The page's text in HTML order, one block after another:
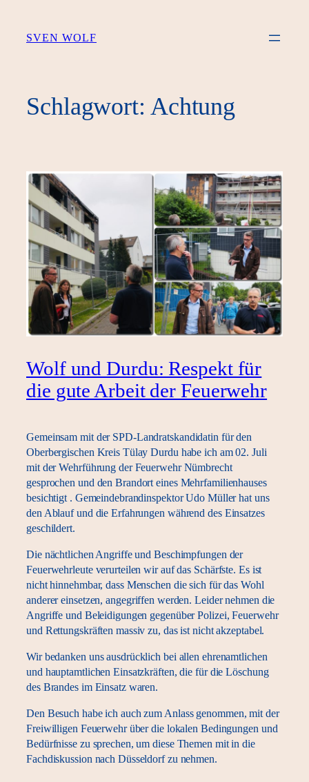
Inhalt
SVEN WOLF
Schlagwort: Achtung
Wolf und Durdu: Respekt für
die gute Arbeit der Feuerwehr
Gemeinsam mit der SPD-Landratskandidatin für den
Oberbergischen Kreis Tülay Durdu habe ich am 02. Juli
mit der Wehrführung der Feuerwehr Nümbrecht
gesprochen und den Brandort eines Mehrfamilienhauses
besichtigt . Gemeindebrandinspektor Udo Müller hat uns
den Ablauf und die Erfahrungen während des Einsatzes
geschildert.
Die nächtlichen Angriffe und Beschimpfungen der
Feuerwehrleute verurteilen wir auf das Schärfste. Es ist
nicht hinnehmbar, dass Menschen die sich für das Wohl
anderer einsetzen, angegriffen werden. Leider nehmen die
Angriffe und Beleidigungen gegenüber Polizei, Feuerwehr
und Rettungskräften massiv zu, das ist nicht akzeptabel.
Wir bedanken uns ausdrücklich bei allen ehrenamtlichen
und hauptamtlichen Einsatzkräften, die für die Löschung
des Brandes im Einsatz waren.
Den Besuch habe ich auch zum Anlass genommen, mit der
Freiwilligen Feuerwehr über die lokalen Bedingungen und
Bedürfnisse zu sprechen, um diese Themen mit in die
Fachdiskussion nach Düsseldorf zu nehmen.